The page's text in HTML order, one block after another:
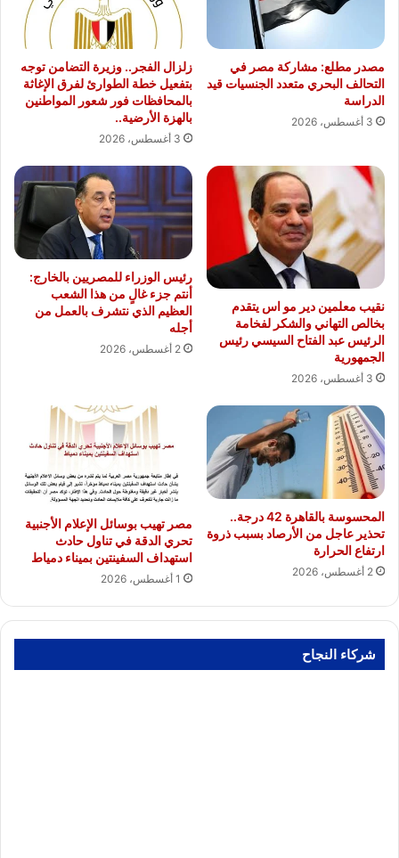
مصدر مطلع: مشاركة مصر في
التحالف البحري متعدد الجنسيات قيد
الدراسة
3 أغسطس، 2026
زلزال الفجر.. وزيرة التضامن توجه
بتفعيل خطة الطوارئ لفرق الإغاثة
بالمحافظات فور شعور المواطنين
بالهزة الأرضية..
3 أغسطس، 2026
نقيب معلمين دير مو اس يتقدم
بخالص التهاني والشكر لفخامة
الرئيس عبد الفتاح السيسي رئيس
الجمهورية
3 أغسطس، 2026
رئيس الوزراء للمصريين بالخارج:
أنتم جزء غالٍ من هذا الشعب
العظيم الذي نتشرف بالعمل من
أجله
2 أغسطس، 2026
المحسوسة بالقاهرة 42 درجة..
تحذير عاجل من الأرصاد بسبب ذروة
ارتفاع الحرارة
2 أغسطس، 2026
مصر تهيب بوسائل الإعلام الأجنبية
تحري الدقة في تناول حادث
استهداف السفينتين بميناء دمياط
1 أغسطس، 2026
شركاء النجاح